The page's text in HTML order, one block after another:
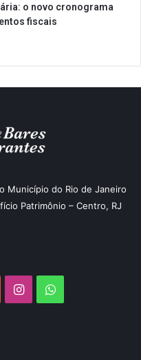
o novo cronograma
fiscais
Município do Rio de Janeiro
Patrimônio – Centro, RJ
InstagramWhatsApp